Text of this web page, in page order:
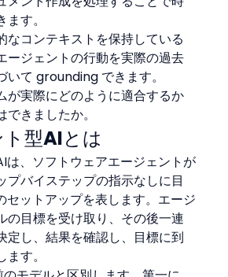
す。
なコンテキストを保持している
ージェントの行動を実際の過去
いて grounding できます。
が実際にどのように適合するか
きましたか。
型AIとは
は、ソフトウェアエージェントが
プバイステップの指示なしに目
セットアップを表します。エージ
の目標を受け取り、その後一連
定し、結果を確認し、目標に到
す。